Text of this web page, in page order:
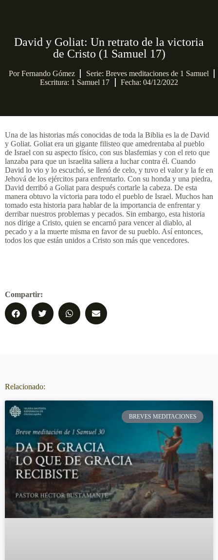
David y Goliat: Un retrato de la victoria
de Cristo (1 Samuel 17)
PorFernando Gómez Serie: Breves meditaciones de 1 Samuel
Escritura: 1 Samuel 17
Fecha: 04/12/2022
Una de las historias más conocidas de toda la Biblia es la de David
y Goliat. Goliat era un gigante filisteo que amedrentaba al pueblo
de Israel con su aspecto físico, con sus blasfemias y con el reto que
lanzaba para que un israelita saliera a luchar contra él. Cuando
David lo vio y lo escuchó, se llenó de celo, y tuvo el valor y la fe en
Jehová de los ejércitos para enfrentarlo. Con su honda y una piedra,
David derribó a Goliat para después cortarle la cabeza. De esta
manera obtuvo la victoria para todo el pueblo de Israel. Muchos han
tomado esta historia para hablar de la importancia de enfrentar y
derribar nuestros problemas y pecados. Sin embargo, esta historia
nos dirige a Cristo, quien se encarnó para vencer al diablo, al
pecado y a la muerte misma en favor de su pueblo. Así entonces,
todos los que están unidos a Cristo son más que vencedores.
Compartir:
Relacionado:
BREVES MEDITACIONES